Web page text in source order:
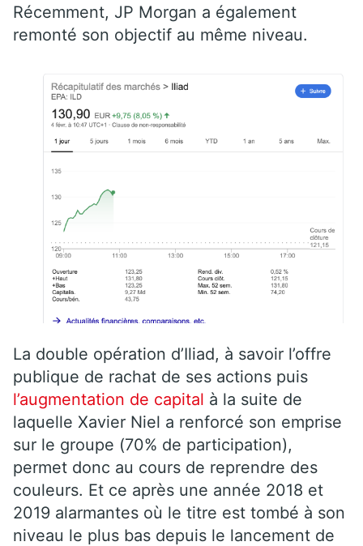
Récemment, JP Morgan a également
remonté son objectif au même niveau.
La double opération d’Iliad, à savoir l’offre
publique de rachat de ses actions puis
l’augmentation de capital à la suite de
laquelle Xavier Niel a renforcé son emprise
sur le groupe (70% de participation),
permet donc au cours de reprendre des
couleurs. Et ce après une année 2018 et
2019 alarmantes où le titre est tombé à son
niveau le plus bas depuis le lancement de